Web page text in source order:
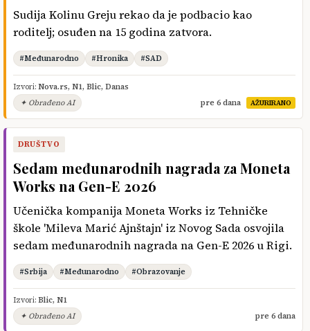
Sudija Kolinu Greju rekao da je podbacio kao
roditelj; osuđen na 15 godina zatvora.
#Međunarodno #Hronika #SAD
Izvori: Nova.rs, N1, Blic, Danas
✦ Obrađeno AI
pre 6 dana AŽURIRANO
DRUŠTVO
Sedam međunarodnih nagrada za Moneta
Works na Gen-E 2026
Učenička kompanija Moneta Works iz Tehničke
škole 'Mileva Marić Ajnštajn' iz Novog Sada osvojila
sedam međunarodnih nagrada na Gen-E 2026 u Rigi.
#Srbija #Međunarodno #Obrazovanje
Izvori: Blic, N1
✦ Obrađeno AI
pre 6 dana